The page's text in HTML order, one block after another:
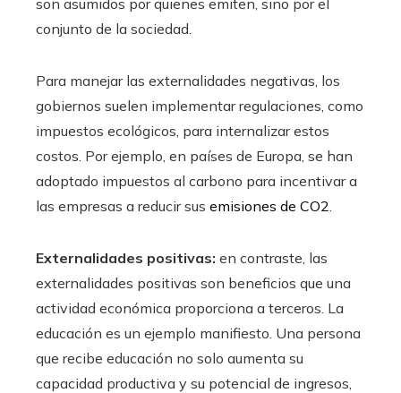
conjunto de la sociedad.
Para manejar las externalidades negativas, los
gobiernos suelen implementar regulaciones, como
impuestos ecológicos, para internalizar estos
costos. Por ejemplo, en países de Europa, se han
adoptado impuestos al carbono para incentivar a
las empresas a reducir sus emisiones de CO2
Externalidades positivas: en contraste, las
externalidades positivas son beneficios que una
actividad económica proporciona a terceros. La
educación es un ejemplo manifiesto. Una persona
que recibe educación no solo aumenta su
capacidad productiva y su potencial de ingresos,